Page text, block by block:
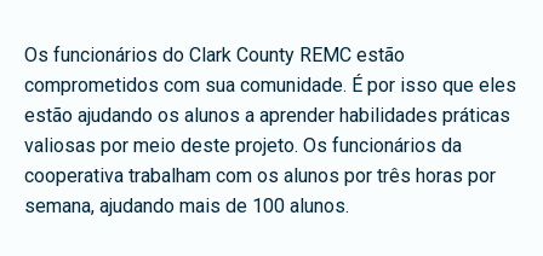
Os funcionários do Clark County REMC estão
comprometidos com sua comunidade. É por isso que eles
estão ajudando os alunos a aprender habilidades práticas
valiosas por meio deste projeto. Os funcionários da
cooperativa trabalham com os alunos por três horas por
semana, ajudando mais de 100 alunos.